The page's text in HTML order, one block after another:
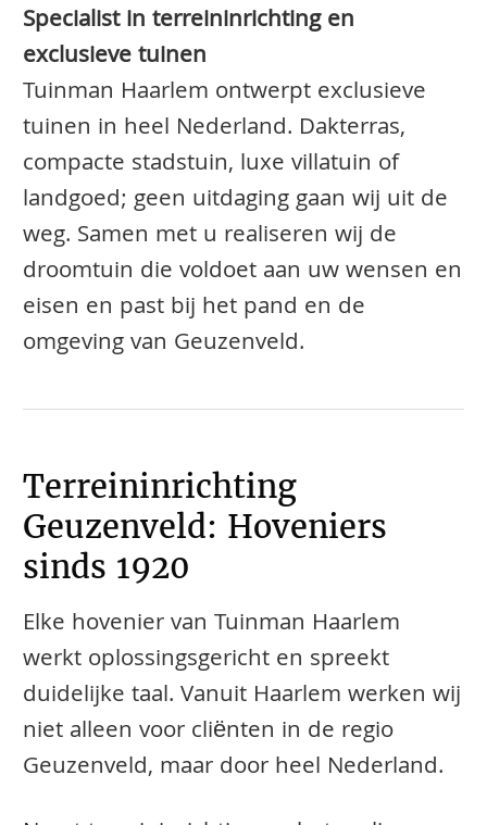
Specialist in terreininrichting en
exclusieve tuinen
Tuinman Haarlem ontwerpt exclusieve
tuinen in heel Nederland. Dakterras,
compacte stadstuin, luxe villatuin of
landgoed; geen uitdaging gaan wij uit de
weg. Samen met u realiseren wij de
droomtuin die voldoet aan uw wensen en
eisen en past bij het pand en de
omgeving van Geuzenveld.
Terreininrichting
Geuzenveld: Hoveniers
sinds 1920
Elke hovenier van Tuinman Haarlem
werkt oplossingsgericht en spreekt
duidelijke taal. Vanuit Haarlem werken wij
niet alleen voor cliënten in de regio
Geuzenveld, maar door heel Nederland.